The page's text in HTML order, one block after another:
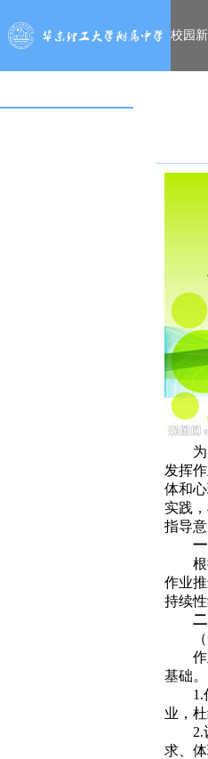
校园
发挥
体和
实践
指导
作业
持续
基础。
业，
2.
求、